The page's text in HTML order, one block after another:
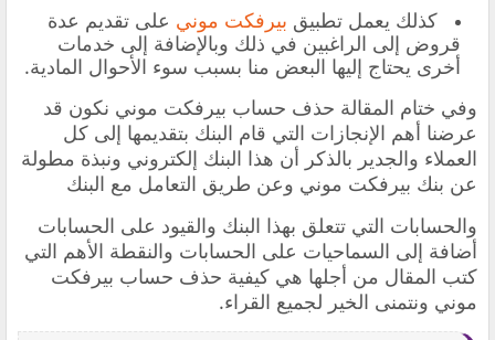
كذلك يعمل تطبيق بيرفكت موني على تقديم عدة
قروض إلى الراغبين في ذلك وبالإضافة إلى خدمات
أخرى يحتاج إليها البعض منا بسبب سوء الأحوال المادية.
وفي ختام المقالة حذف حساب بيرفكت موني نكون قد
عرضنا أهم الإنجازات التي قام البنك بتقديمها إلى كل
العملاء والجدير بالذكر أن هذا البنك إلكتروني ونبذة مطولة
عن بنك بيرفكت موني وعن طريق التعامل مع البنك
والحسابات التي تتعلق بهذا البنك والقيود على الحسابات
أضافة إلى السماحيات على الحسابات والنقطة الأهم التي
كتب المقال من أجلها هي كيفية حذف حساب بيرفكت
موني ونتمنى الخير لجميع القراء.